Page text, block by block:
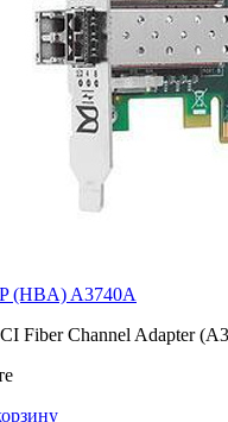
(HBA) A3740A
Fiber Channel Adapter